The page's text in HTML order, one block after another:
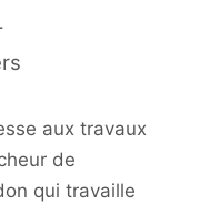
aux travaux
de
qui travaille